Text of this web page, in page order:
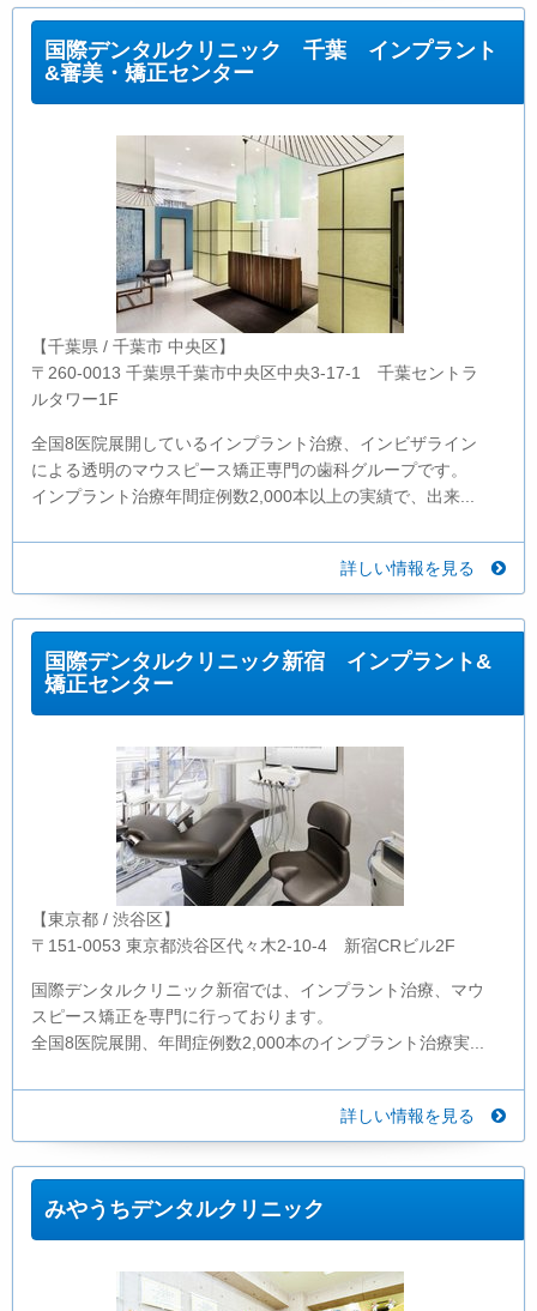
国際デンタルクリニック 千葉 インプラント
&審美・矯正センター
【千葉県 / 千葉市 中央区】
〒260-0013 千葉県千葉市中央区中央3-17-1 千葉セントラ
ルタワー1F
全国8医院展開しているインプラント治療、インビザライン
による透明のマウスピース矯正専門の歯科グループです。
インプラント治療年間症例数2,000本以上の実績で、出来...
詳しい情報を見る
国際デンタルクリニック新宿 インプラント&
矯正センター
【東京都 / 渋谷区】
〒151-0053 東京都渋谷区代々木2-10-4 新宿CRビル2F
国際デンタルクリニック新宿では、インプラント治療、マウ
スピース矯正を専門に行っております。
全国8医院展開、年間症例数2,000本のインプラント治療実...
詳しい情報を見る
みやうちデンタルクリニック